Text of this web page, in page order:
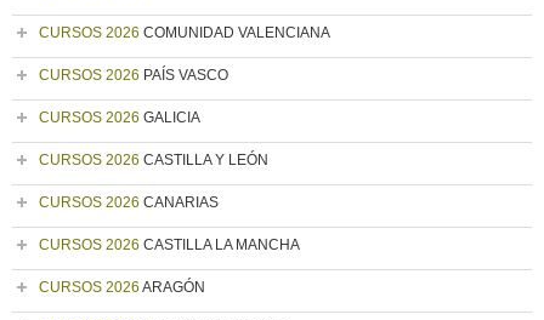
CURSOS 2026 COMUNIDAD VALENCIANA
CURSOS 2026 PAÍS VASCO
CURSOS 2026 GALICIA
CURSOS 2026 CASTILLA Y LEÓN
CURSOS 2026 CANARIAS
CURSOS 2026 CASTILLA LA MANCHA
CURSOS 2026 ARAGÓN